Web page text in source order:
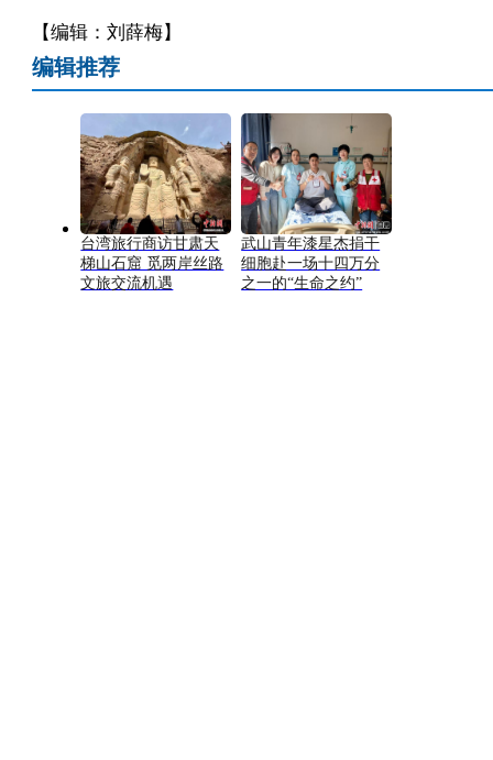
【编辑：刘薛梅】
编辑推荐
台湾旅行商访甘肃天
梯山石窟 觅两岸丝路
文旅交流机遇
武山青年漆星杰捐干
细胞赴一场十四万分
之一的“生命之约”